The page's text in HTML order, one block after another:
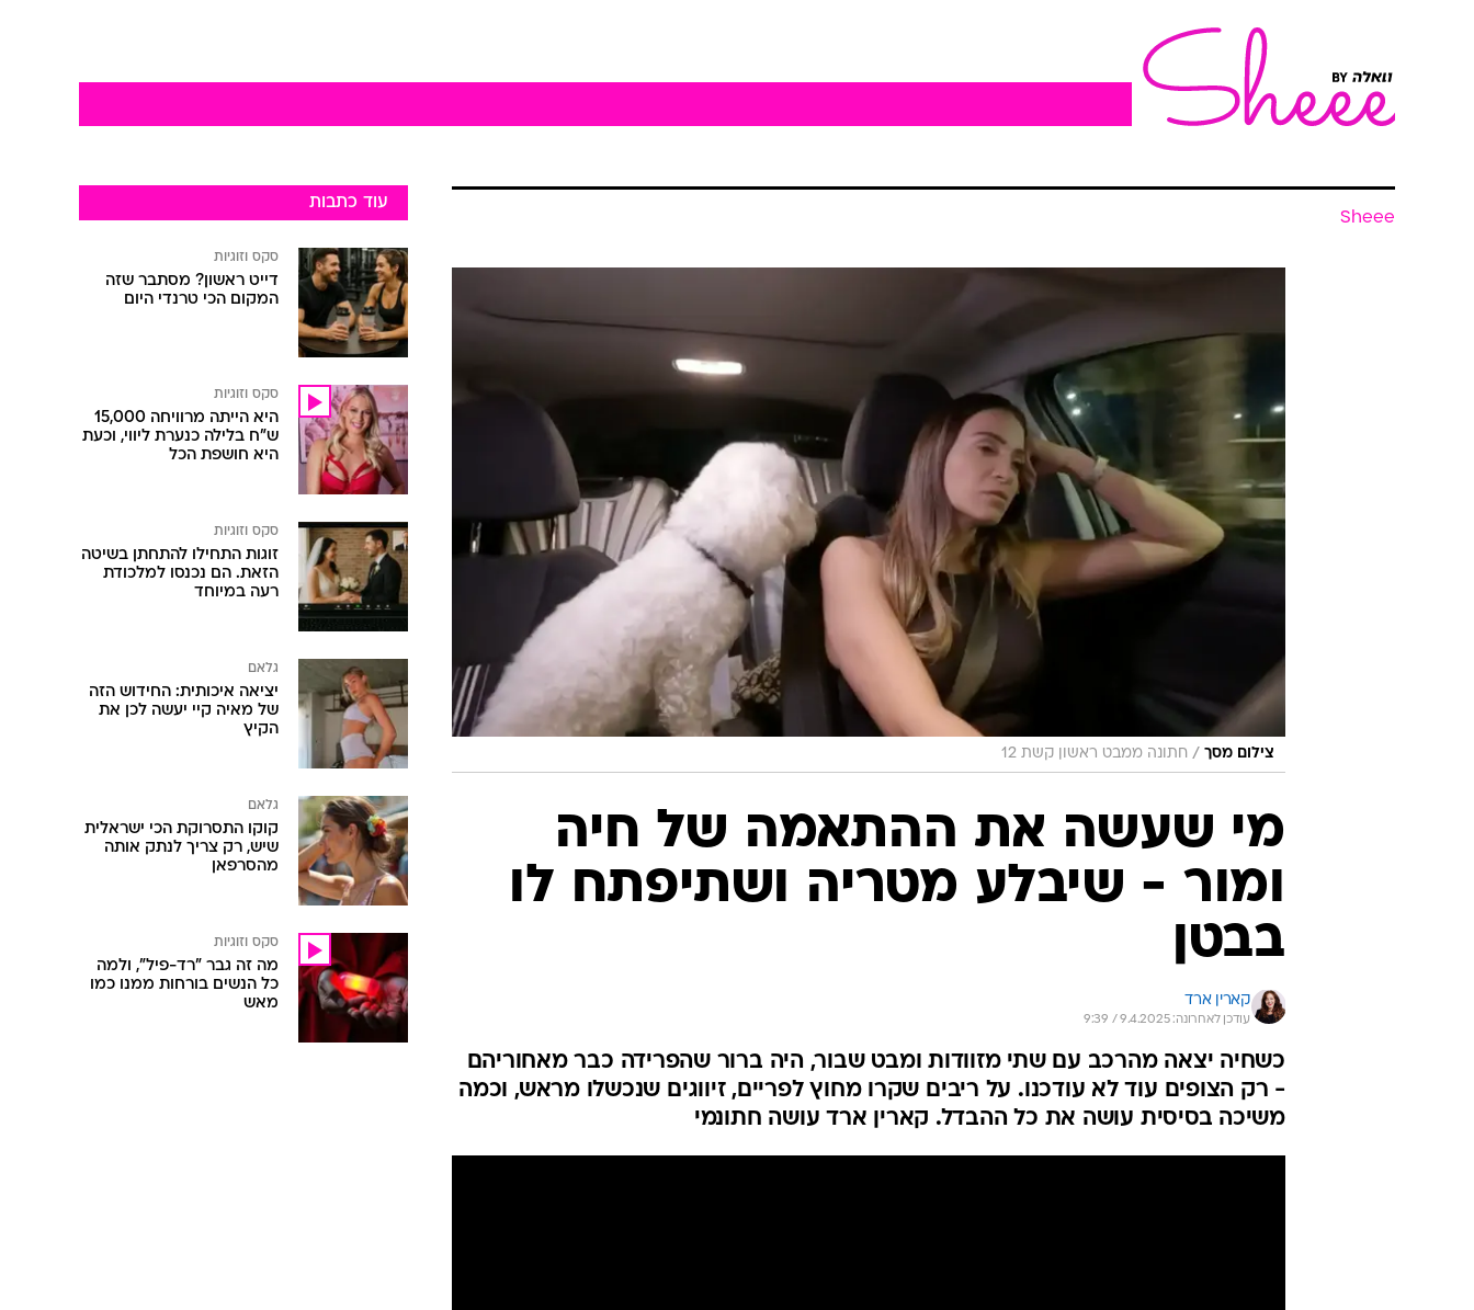
Sheee
צילום מסך / חתונה ממבט ראשון קשת 12
מי שעשה את ההתאמה של חיה
ומור - שיבלע מטריה ושתיפתח לו
בבטן
קארין ארד
עודכן לאחרונה: 9.4.2025 / 9:39
כשחיה יצאה מהרכב עם שתי מזוודות ומבט שבור, היה ברור שהפרידה כבר מאחוריהם
- רק הצופים עוד לא עודכנו. על ריבים שקרו מחוץ לפריים, זיווגים שנכשלו מראש, וכמה
משיכה בסיסית עושה את כל ההבדל. קארין ארד עושה חתונמי
עוד כתבות
סקס וזוגיות
דייט ראשון? מסתבר שזה
המקום הכי טרנדי היום
סקס וזוגיות
היא הייתה מרוויחה 15,000
ש"ח בלילה כנערת ליווי, וכעת
היא חושפת הכל
סקס וזוגיות
זוגות התחילו להתחתן בשיטה
הזאת. הם נכנסו למלכודת
רעה במיוחד
גלאם
יציאה איכותית: החידוש הזה
של מאיה קיי יעשה לכן את
הקיץ
גלאם
קוקו התסרוקת הכי ישראלית
שיש, רק צריך לנתק אותה
מהסרפאן
סקס וזוגיות
מה זה גבר "רד-פיל", ולמה
כל הנשים בורחות ממנו כמו
מאש